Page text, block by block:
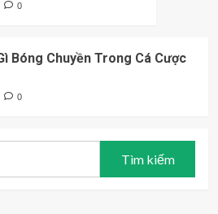
0
Bóng Chuyền Trong Cá Cược
0